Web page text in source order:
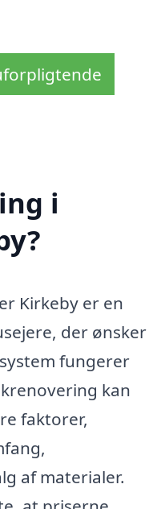
i
Kirkeby er en
der ønsker
fungerer
kan
faktorer,
af materialer.